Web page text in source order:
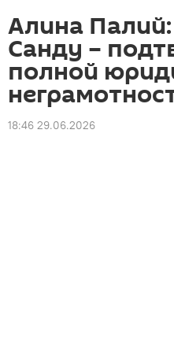
Алина
Санду –
полной
18:46 29.06.2026